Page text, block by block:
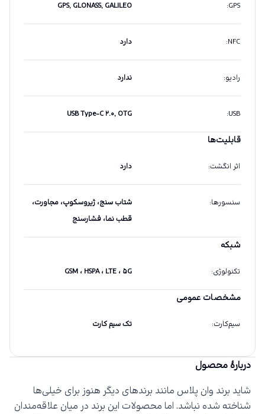
GPS
:
GPS, GLONASS, GALILEO
NFC
: دارد
رادیو: ندارد
USB
: USB Type-C ۲.۰, OTG
قابلیت‌ها
اثر انگشت: دارد
سنسورها:
شتاب سنج، ژیروسکوپ، مجاورت،
قطب نما، فشارسنج
شبکه
تکنولوژی: GSM ، HSPA ، LTE ، ۵G
مشخصات عمومی
سیم‌کارت: تک سیم کارت
دربارهٔ محصول
شاید برند وان پلاس مانند برندهای دیگر هنوز برای خیلی‌ها
شناخته شده نباشد. اما محصولات این برند در میان علاقه‌مندان